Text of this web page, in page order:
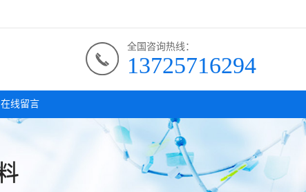
全国咨询热线：
13725716294
在线留言